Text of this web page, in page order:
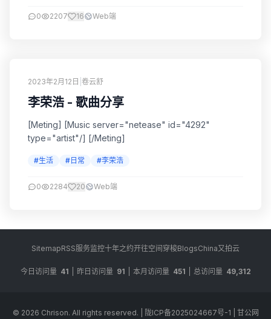
尽管故事讲到最后却没有人...
0 2207 16 Web端
2023年2月12日 卷云舒
李荣浩 - 歌曲分享
[Meting] [Music server="netease" id="4292"
type="artist"/] [/Meting]
#生活 #日常 #李荣浩
0 2284 20 Web端
SitemapRSS服务监控十年之约开往空间穿梭BlogsChina又拍云
今日访问量 41 昨日访问量 91 本月访问量 451 总访问量 49,312
© 2026 Chrison. All rights reserved. 陇ICP备2025024667号-1 甘公网